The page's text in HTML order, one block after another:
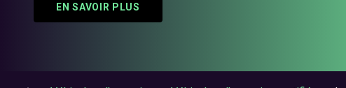
EN SAVOIR PLUS